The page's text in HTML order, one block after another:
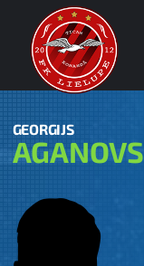
GEORGIJS
AGANOVS